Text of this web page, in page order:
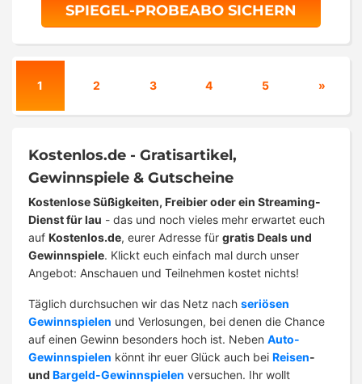
SPIEGEL-PROBEABO SICHERN
1 2 3 4 5 »
Kostenlos.de - Gratisartikel,
Gewinnspiele & Gutscheine
Kostenlose Süßigkeiten, Freibier oder ein Streaming-
Dienst für lau - das und noch vieles mehr erwartet euch
auf Kostenlos.de, eurer Adresse für gratis Deals und
Gewinnspiele. Klickt euch einfach mal durch unser
Angebot: Anschauen und Teilnehmen kostet nichts!
Täglich durchsuchen wir das Netz nach seriösen
Gewinnspielen und Verlosungen, bei denen die Chance
auf einen Gewinn besonders hoch ist. Neben Auto-
Gewinnspielen könnt ihr euer Glück auch bei Reisen-
und Bargeld-Gewinnspielen versuchen. Ihr wollt